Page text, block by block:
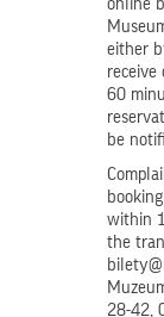
online
either
60
be
within
the
28-42,